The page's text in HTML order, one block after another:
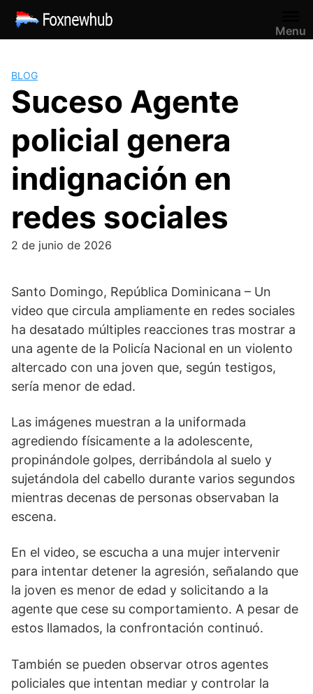
Saltar
contenido
Menu
BLOG
Suceso Agente
policial genera
indignación en
redes sociales
2 de junio de 2026
Santo Domingo, República Dominicana – Un
video que circula ampliamente en redes sociales
ha desatado múltiples reacciones tras mostrar a
una agente de la Policía Nacional en un violento
altercado con una joven que, según testigos,
sería menor de edad.
Las imágenes muestran a la uniformada
agrediendo físicamente a la adolescente,
propinándole golpes, derribándola al suelo y
sujetándola del cabello durante varios segundos
mientras decenas de personas observaban la
escena.
En el video, se escucha a una mujer intervenir
para intentar detener la agresión, señalando que
la joven es menor de edad y solicitando a la
agente que cese su comportamiento. A pesar de
estos llamados, la confrontación continuó.
También se pueden observar otros agentes
policiales que intentan mediar y controlar la